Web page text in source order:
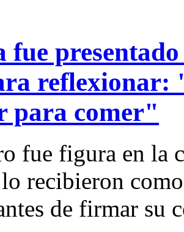
fue
reflexionar:
para comer"
fue figura en la
recibieron
de firmar su